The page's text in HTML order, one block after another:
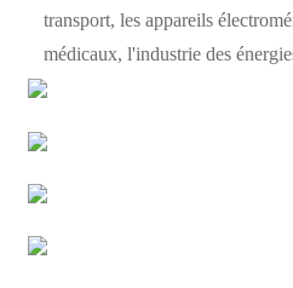
transport, les appareils
médicaux, l'industrie des